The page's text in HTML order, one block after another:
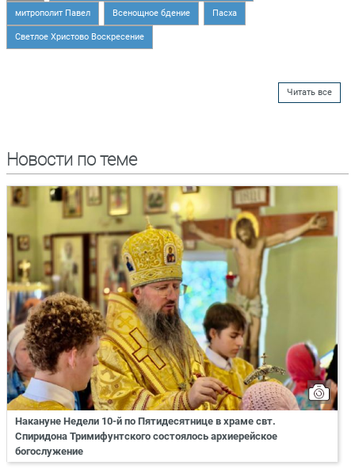
митрополит Павел Всенощное бдение Пасха
Светлое Христово Воскресение
Читать все
Новости по теме
Накануне Недели 10-й по Пятидесятнице в храме свт.
Спиридона Тримифунтского состоялось архиерейское
богослужение